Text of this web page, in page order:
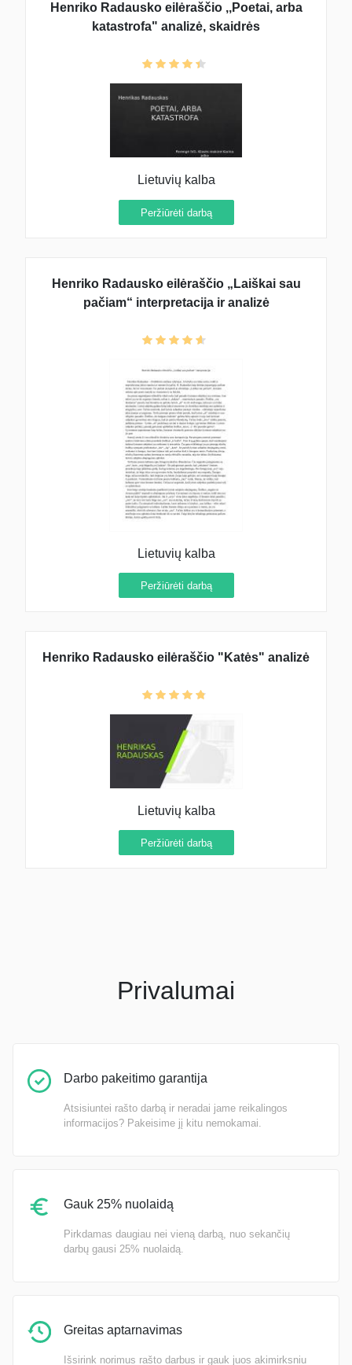
Henriko Radausko eilėraščio ,,Poetai, arba
katastrofa" analizė, skaidrės
Lietuvių kalba
Peržiūrėti darbą
Henriko Radausko eilėraščio „Laiškai sau
pačiam“ interpretacija ir analizė
Lietuvių kalba
Peržiūrėti darbą
Henriko Radausko eilėraščio "Katės" analizė
Lietuvių kalba
Peržiūrėti darbą
Privalumai
Darbo pakeitimo garantija
Atsisiuntei rašto darbą ir neradai jame reikalingos
informacijos? Pakeisime jį kitu nemokamai.
Gauk 25% nuolaidą
Pirkdamas daugiau nei vieną darbą, nuo sekančių
darbų gausi 25% nuolaidą.
Greitas aptarnavimas
Išsirink norimus rašto darbus ir gauk juos akimirksniu